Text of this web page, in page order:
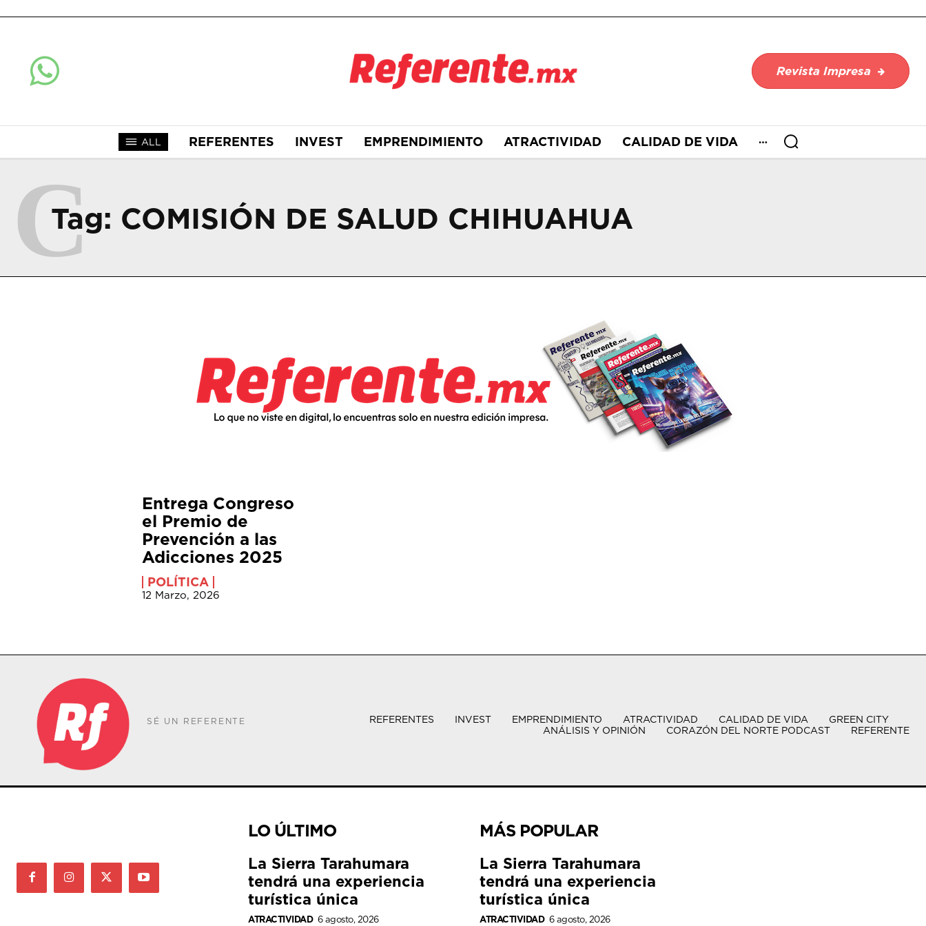
Revista Impresa
ALL REFERENTES INVEST EMPRENDIMIENTO ATRACTIVIDAD CALIDAD DE VIDA
Tag: COMISIÓN DE SALUD CHIHUAHUA
C
Entrega Congreso
el Premio de
Prevención a las
Adicciones 2025
POLÍTICA
12 Marzo, 2026
SÉ UN REFERENTE REFERENTES INVEST EMPRENDIMIENTO ATRACTIVIDAD CALIDAD DE VIDA
GREEN CITY
ANÁLISIS Y OPINIÓN
CORAZÓN DEL NORTE PODCAST REFERENTE
LO ÚLTIMO
La Sierra Tarahumara
tendrá una experiencia
turística única
ATRACTIVIDAD 6 agosto, 2026
MÁS POPULAR
La Sierra Tarahumara
tendrá una experiencia
turística única
ATRACTIVIDAD 6 agosto, 2026